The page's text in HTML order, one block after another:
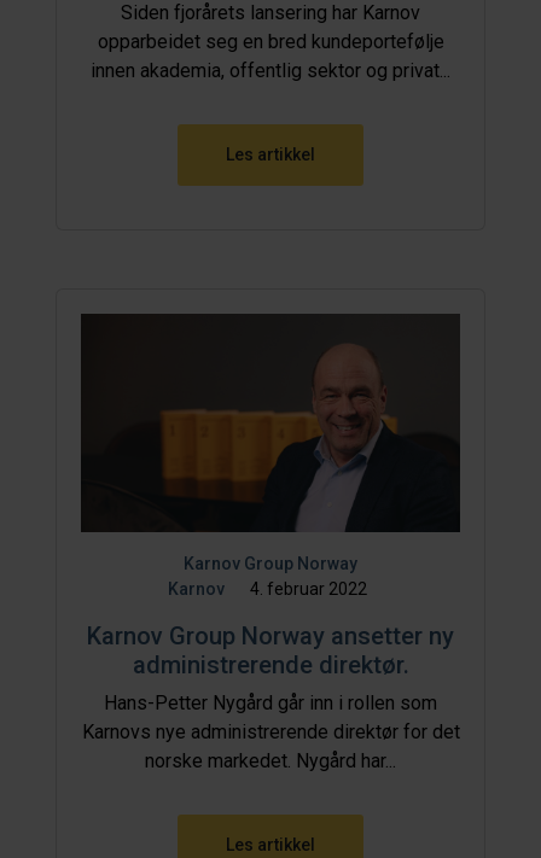
Siden fjorårets lansering har Karnov
opparbeidet seg en bred kundeportefølje
innen akademia, offentlig sektor og privat...
Les artikkel
Karnov Group Norway
Karnov
4. februar 2022
Karnov Group Norway ansetter ny
administrerende direktør.
Hans-Petter Nygård går inn i rollen som
Karnovs nye administrerende direktør for det
norske markedet. Nygård har...
Les artikkel